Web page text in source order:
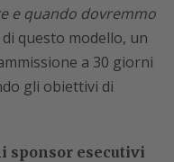
e quando dovremmo
questo modello, un
a 30 giorni
gli obiettivi di
sponsor esecutivi